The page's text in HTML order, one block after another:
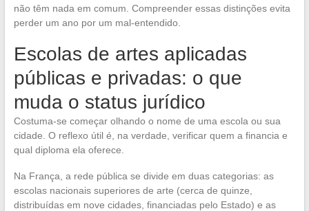
não têm nada em comum. Compreender essas distinções evita
perder um ano por um mal-entendido.
Escolas de artes aplicadas
públicas e privadas: o que
muda o status jurídico
Costuma-se começar olhando o nome de uma escola ou sua
cidade. O reflexo útil é, na verdade, verificar quem a financia e
qual diploma ela oferece.
Na França, a rede pública se divide em duas categorias: as
escolas nacionais superiores de arte (cerca de quinze,
distribuídas em nove cidades, financiadas pelo Estado) e as